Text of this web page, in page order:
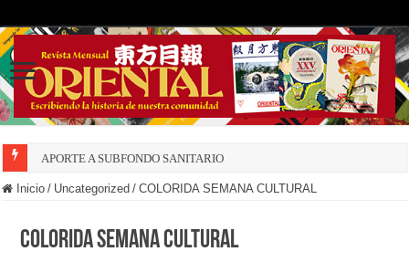
APORTE A SUBFONDO SANITARIO
Inicio / Uncategorized / COLORIDA SEMANA CULTURAL
COLORIDA SEMANA CULTURAL